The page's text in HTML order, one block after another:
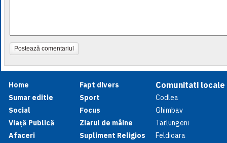
Postează comentariul
Home
Sumar editie
Social
Viață Publică
Afaceri
Fapt divers
Sport
Focus
Ziarul de mâine
Supliment Religios
Comunitati locale
Codlea
Ghimbav
Tarlungeni
Feldioara